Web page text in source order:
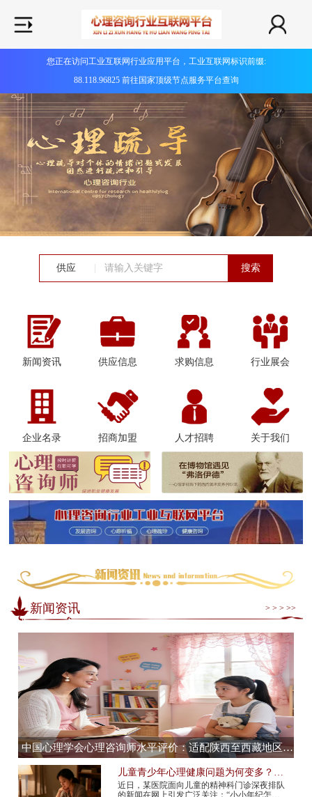
您正在访问工业互联网行业应用平台，工业互联网标识前缀:
88.118.96825 前往国家顶级节点服务平台查询
供应 搜索
新闻资讯 供应信息 求购信息 行业展会
企业名录 招商加盟 人才招聘 关于我们
新闻资讯 > > > >>
中国心理学会心理咨询师水平评价：适配陕西至西藏地区，心理咨询师水平评价全流程服务提供商
儿童青少年心理健康问题为何变多？应
该如何预防？
近日，某医院面向儿童的精神科门诊深夜排队
的新闻在网上引发广泛关注：“小小年纪怎么